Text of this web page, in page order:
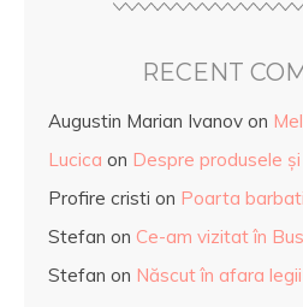
RECENT
Augustin Marian Ivanov on
Lucica on Despre produsele și
Profire cristi on Poarta
Stefan on Ce-am vizitat în
Stefan on Născut în afara